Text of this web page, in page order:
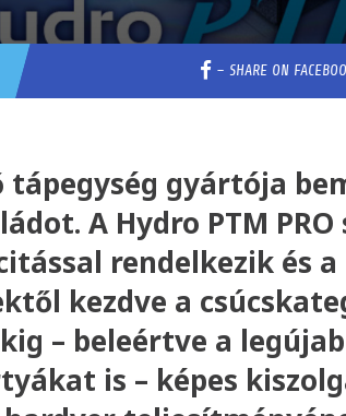
– SHARE ON
tápegység gyártója
A Hydro PTM
rendelkezik és a
kezdve a
– beleértve a
is – képes